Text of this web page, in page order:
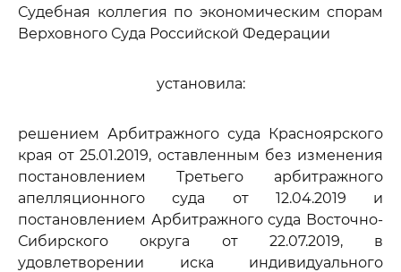
Судебная коллегия по экономическим спорам
Верховного Суда Российской Федерации
установила:
решением Арбитражного суда Красноярского
края от 25.01.2019, оставленным без изменения
постановлением Третьего арбитражного
апелляционного суда от 12.04.2019 и
постановлением Арбитражного суда Восточно-
Сибирского округа от 22.07.2019, в
удовлетворении иска индивидуального